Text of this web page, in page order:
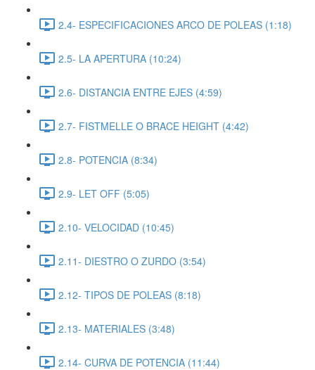
2.4- ESPECIFICACIONES ARCO DE POLEAS (1:18)
2.5- LA APERTURA (10:24)
2.6- DISTANCIA ENTRE EJES (4:59)
2.7- FISTMELLE O BRACE HEIGHT (4:42)
2.8- POTENCIA (8:34)
2.9- LET OFF (5:05)
2.10- VELOCIDAD (10:45)
2.11- DIESTRO O ZURDO (3:54)
2.12- TIPOS DE POLEAS (8:18)
2.13- MATERIALES (3:48)
2.14- CURVA DE POTENCIA (11:44)